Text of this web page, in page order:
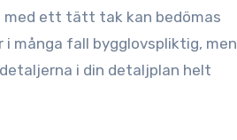
med ett tätt tak kan bedömas
i många fall bygglovspliktig, men
i din detaljplan helt